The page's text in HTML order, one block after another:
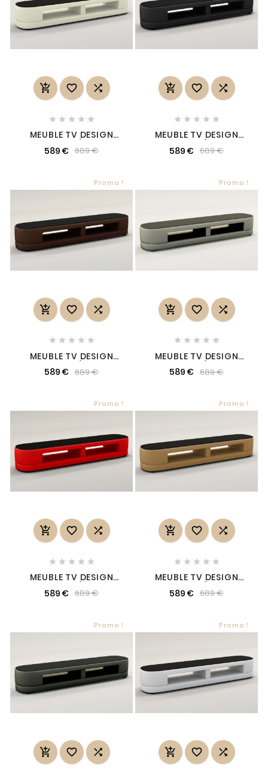
  
    
MEUBLE TV DESIGN
MODÈLE AUX LIGNES
589 € 689 €
  
    
MEUBLE TV DESIGN
MODÈLE AUX LIGNES
589 € 689 €
Promo !
  
    
MEUBLE TV DESIGN
STARO. TRÈS JOLI
MODÈLE AUX LIGNES
589 € 689 €
Promo !
  
    
MEUBLE TV DESIGN
STARO. TRÈS JOLI
MODÈLE AUX LIGNES
589 € 689 €
Promo !
  
    
MEUBLE TV DESIGN
MODÈLE AUX LIGNES
589 € 689 €
Promo !
  
    
MEUBLE TV DESIGN
MODÈLE AUX LIGNES
589 € 689 €
Promo !
  
Promo !
  